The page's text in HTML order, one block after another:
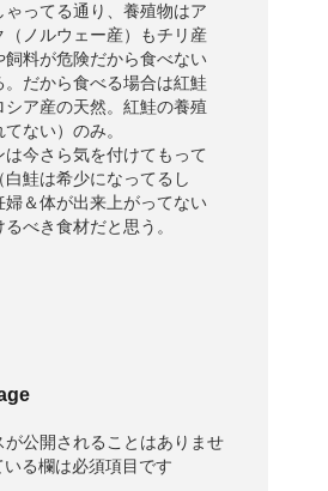
ってる通り、養殖物はア
（ノルウェー産）もチリ産
飼料が危険だから食べない
。だから食べる場合は紅鮭
シア産の天然。紅鮭の養殖
ない）のみ。
は今さら気を付けてもって
白鮭は希少になってるし
婦＆体が出来上がってない
べき食材だと思う。
が公開されることはありませ
いる欄は必須項目です